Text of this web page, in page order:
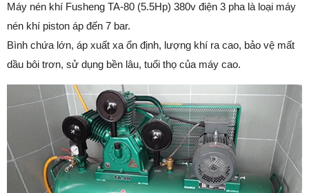
Máy nén khí Fusheng TA-80 (5.5Hp) 380v điện 3 pha là loại máy
nén khí piston áp đến 7 bar.
Bình chứa lớn, áp xuất xa ổn định, lượng khí ra cao, bảo vệ mất
dầu bôi trơn, sử dụng bền lâu, tuổi thọ của máy cao.